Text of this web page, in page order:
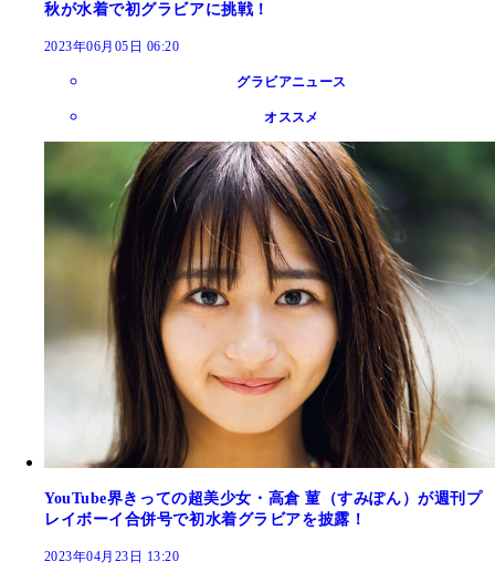
秋が水着で初グラビアに挑戦！
2023年06月05日 06:20
グラビアニュース
オススメ
YouTube界きっての超美少女・高倉 菫（すみぽん）が週刊プ
レイボーイ合併号で初水着グラビアを披露！
2023年04月23日 13:20